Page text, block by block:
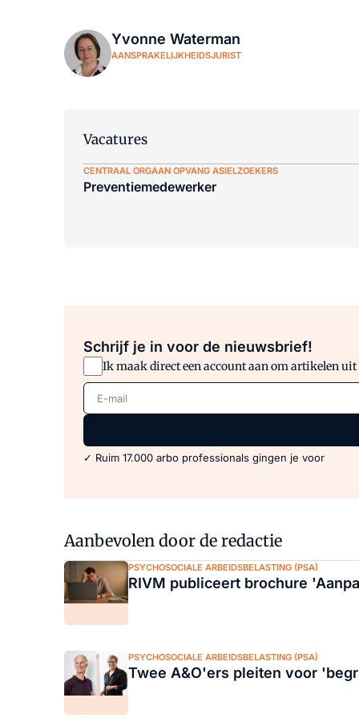
Yvonne Waterman
AANSPRAKELIJKHEIDSJURIST
Vacatures
CENTRAAL ORGAAN OPVANG ASIELZOEKERS
Preventiemedewerker
Schrijf je in voor de nieuwsbrief!
Ik maak direct een account aan om artikelen
E-mail
✓ Ruim 17.000 arbo professionals gingen je voor
Aanbevolen door de redactie
PSYCHOSOCIALE ARBEIDSBELASTING (PSA)
RIVM publiceert brochure
PSYCHOSOCIALE ARBEIDSBELASTING (PSA)
Twee A&O'ers pleiten voor